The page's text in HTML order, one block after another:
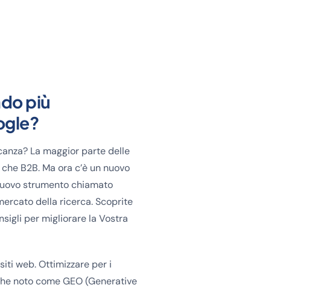
più
La maggior parte delle
B2B. Ma ora c’è un nuovo
strumento chiamato
della ricerca. Scoprite
per migliorare la Vostra
web. Ottimizzare per i
noto come GEO (Generative